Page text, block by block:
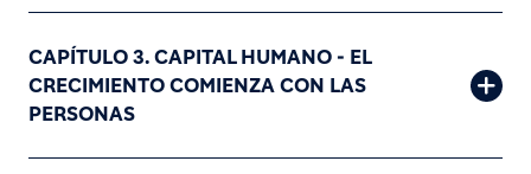
CAPÍTULO 3. CAPITAL HUMANO - EL
CRECIMIENTO COMIENZA CON LAS
PERSONAS